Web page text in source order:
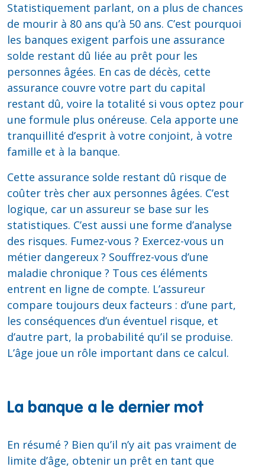
Statistiquement parlant, on a plus de chances
de mourir à 80 ans qu’à 50 ans. C’est pourquoi
les banques exigent parfois une assurance
solde restant dû liée au prêt pour les
personnes âgées. En cas de décès, cette
assurance couvre votre part du capital
restant dû, voire la totalité si vous optez pour
une formule plus onéreuse. Cela apporte une
tranquillité d’esprit à votre conjoint, à votre
famille et à la banque.
Cette assurance solde restant dû risque de
coûter très cher aux personnes âgées. C’est
logique, car un assureur se base sur les
statistiques. C’est aussi une forme d’analyse
des risques. Fumez-vous ? Exercez-vous un
métier dangereux ? Souffrez-vous d’une
maladie chronique ? Tous ces éléments
entrent en ligne de compte. L’assureur
compare toujours deux facteurs : d’une part,
les conséquences d’un éventuel risque, et
d’autre part, la probabilité qu’il se produise.
L’âge joue un rôle important dans ce calcul.
La banque a le dernier mot
En résumé ? Bien qu’il n’y ait pas vraiment de
limite d’âge, obtenir un prêt en tant que